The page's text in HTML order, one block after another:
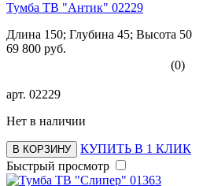
Тумба ТВ "Антик" 02229
Длина 150; Глубина 45; Высота 50
69 800 руб.
(0)
арт. 02229
Нет в наличии
В КОРЗИНУ
КУПИТЬ В 1 КЛИК
Быстрый просмотр